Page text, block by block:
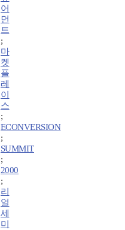
어
먼
트
;
마
켓
플
레
이
스
;
ECONVERSION
;
SUMMIT
;
2000
;
리
얼
세
미